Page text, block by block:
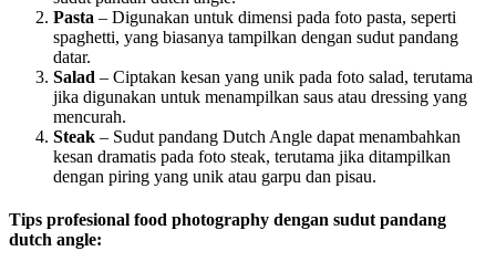
Pasta – Digunakan untuk dimensi pada foto pasta, seperti
spaghetti, yang biasanya tampilkan dengan sudut pandang
datar.
Salad – Ciptakan kesan yang unik pada foto salad, terutama
jika digunakan untuk menampilkan saus atau dressing yang
mencurah.
Steak – Sudut pandang Dutch Angle dapat menambahkan
kesan dramatis pada foto steak, terutama jika ditampilkan
dengan piring yang unik atau garpu dan pisau.
Tips profesional food photography dengan sudut pandang
dutch angle: